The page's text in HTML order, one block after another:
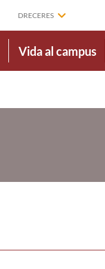
DRECERES
Vida al campus